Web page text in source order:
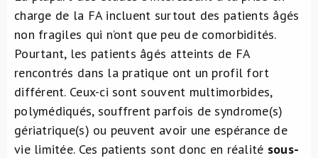
charge de la FA incluent surtout des patients âgés
non fragiles qui n’ont que peu de comorbidités.
Pourtant, les patients âgés atteints de FA
rencontrés dans la pratique ont un profil fort
différent. Ceux-ci sont souvent multimorbides,
polymédiqués, souffrent parfois de syndrome(s)
gériatrique(s) ou peuvent avoir une espérance de
vie limitée. Ces patients sont donc en réalité sous-